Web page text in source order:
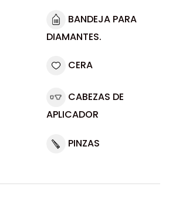
BANDEJA PARA
DIAMANTES.
CERA
CABEZAS DE
APLICADOR
PINZAS